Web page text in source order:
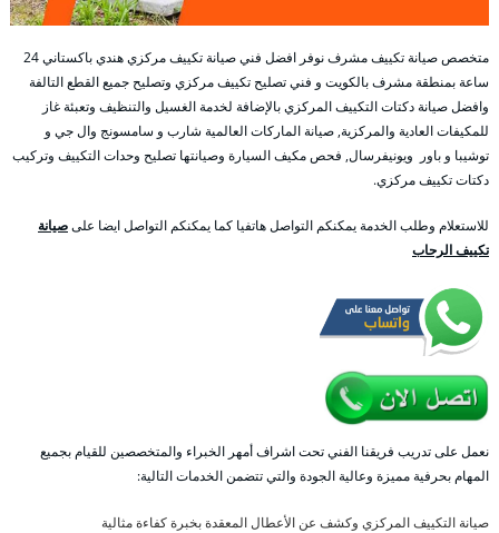
متخصص صيانة تكييف مشرف نوفر افضل فني صيانة تكييف مركزي هندي باكستاني 24
ساعة بمنطقة مشرف بالكويت و فني تصليح تكييف مركزي وتصليح جميع القطع التالفة
وافضل صيانة دكتات التكييف المركزي بالإضافة لخدمة الغسيل والتنظيف وتعبئة غاز
للمكيفات العادية والمركزية, صيانة الماركات العالمية شارب و سامسونج وال جي و
توشيبا و باور ويونيفرسال, فحص مكيف السيارة وصيانتها تصليح وحدات التكييف وتركيب
دكتات تكييف مركزي.
للاستعلام وطلب الخدمة يمكنكم التواصل هاتفيا كما يمكنكم التواصل ايضا علىصيانة
تكييف الرحاب
نعمل على تدريب فريقنا الفني تحت اشراف أمهر الخبراء والمتخصصين للقيام بجميع
المهام بحرفية مميزة وعالية الجودة والتي تتضمن الخدمات التالية:
صيانة التكييف المركزي وكشف عن الأعطال المعقدة بخبرة كفاءة مثالية